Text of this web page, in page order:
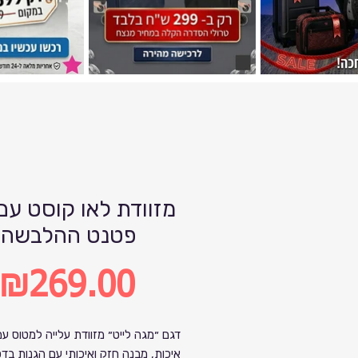
פטנט ההלבשה
₪269.00
דגם ״מגה לייט״ מזוודת עלייה למטוס
איכות, מבנה חזק ואיכותי עם הגנות